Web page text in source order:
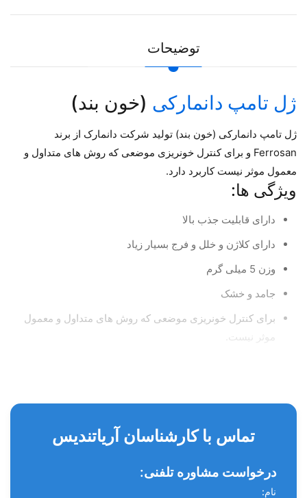
توضیحات
ژل تامپ دانمارکی (خون بند)
ژل تامپ دانمارکی (خون بند) تولید شرکت دانمارک از برند
Ferrosan و برای کنترل خونریزی موضعی که روش های متداول و
معمول موثر نیست کاربرد دارد.
ویژگی ها:
دارای قابلیت جذب بالا
دارای کلاژن و خلل و فرج بسیار زیاد
وزن 5 میلی گرم
جامد و خشک
برای کنترل خونریزی موضعی که روش های متداول و معمول
موثر نیست.
تماس با کارشناسان آریاتندیس
درخواست مشاوره تلفنی:
نام: